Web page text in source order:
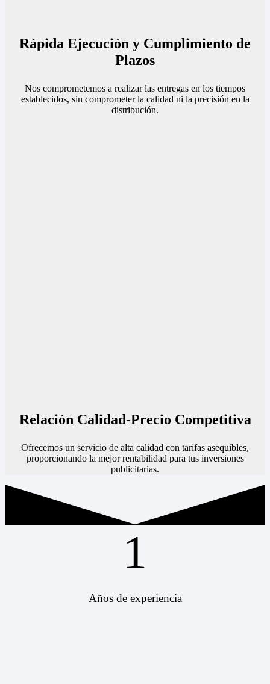
Rápida Ejecución y Cumplimiento de
Plazos
Nos comprometemos a realizar las entregas en los tiempos
establecidos, sin comprometer la calidad ni la precisión en la
distribución.
Relación Calidad-Precio Competitiva
Ofrecemos un servicio de alta calidad con tarifas asequibles,
proporcionando la mejor rentabilidad para tus inversiones
publicitarias.
1
Años de experiencia